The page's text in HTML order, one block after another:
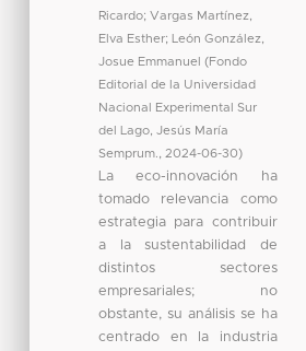
Ricardo; Vargas Martínez,
Elva Esther;
León González,
Josue Emmanuel
(Fondo
Editorial de la Universidad
Nacional Experimental Sur
del Lago, Jesús María
Semprum.
2024-06-30)
La eco-innovación ha
tomado relevancia como
estrategia para contribuir
a la sustentabilidad de
distintos sectores
empresariales; no
obstante, su análisis se ha
centrado en la industria